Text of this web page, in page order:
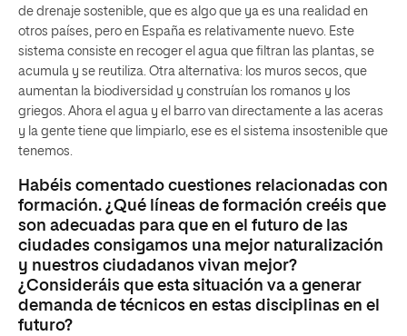
de drenaje sostenible, que es algo que ya es una realidad en
otros países, pero en España es relativamente nuevo. Este
sistema consiste en recoger el agua que filtran las plantas, se
acumula y se reutiliza. Otra alternativa: los muros secos, que
aumentan la biodiversidad y construían los romanos y los
griegos. Ahora el agua y el barro van directamente a las aceras
y la gente tiene que limpiarlo, ese es el sistema insostenible que
tenemos.
Habéis comentado cuestiones relacionadas con
formación. ¿Qué líneas de formación creéis que
son adecuadas para que en el futuro de las
ciudades consigamos una mejor naturalización
y nuestros ciudadanos vivan mejor?
¿Consideráis que esta situación va a generar
demanda de técnicos en estas disciplinas en el
futuro?